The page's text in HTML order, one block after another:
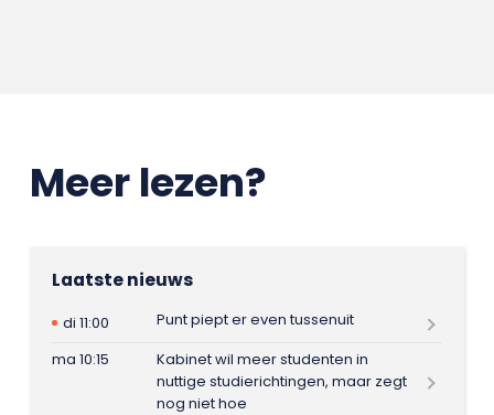
Meer lezen?
Laatste nieuws
di 11:00
Punt piept er even tussenuit
ma 10:15
Kabinet wil meer studenten in
nuttige studierichtingen, maar zegt
nog niet hoe